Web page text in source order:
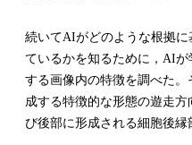
続いてAIがどのような根拠
ているかを知るために，AI
する画像内の特徴を調べた
成する特徴的な形態の遊走
び後部に形成される細胞後縁